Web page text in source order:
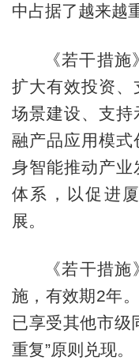
中占据了越来越
《若干措
扩大有效投资
场景建设、支
融产品应用模
身智能推动产
体系，以促进
展。
《若干措
施，有效期2年
已享受其他市级
重复”原则兑现。